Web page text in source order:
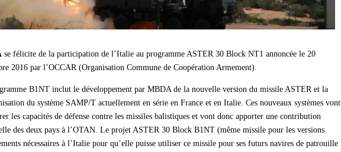
se félicite de la participation de l’Italie au programme ASTER 30 Block NT1 annoncée le 20
2016 par l’OCCAR (Organisation Commune de Coopération Armement).
B1NT inclut le développement par MBDA de la nouvelle version du missile ASTER et la
du système SAMP/T actuellement en série en France et en Italie. Ces nouveaux systèmes vont
les capacités de défense contre les missiles balistiques et vont donc apporter une contribution
des deux pays à l’OTAN. Le projet ASTER 30 Block B1NT (même missile pour les versions
nécessaires à l’Italie pour qu’elle puisse utiliser ce missile pour ses futurs navires de patrouille